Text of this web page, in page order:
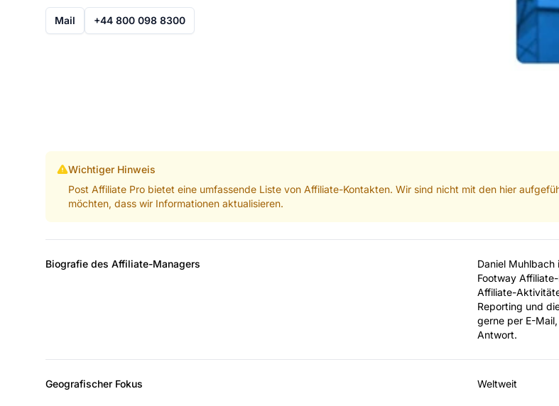
Mail +44 800 098 8300
Wichtiger Hinweis
Post Affiliate Pro bietet eine umfassende Liste von Affiliate-Kontakten. Wir sind nicht mit den hier
möchten, dass wir Informationen aktualisieren.
Biografie des Affiliate-Managers
Daniel
Footway
Affiliate-
Reporting und
gerne per E-
Antwort.
Geografischer Fokus Weltweit